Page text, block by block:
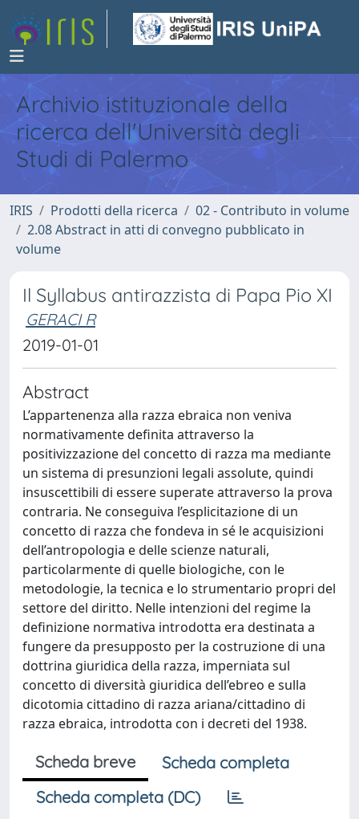
Archivio istituzionale della
ricerca dell'Università degli
Studi di Palermo
IRIS Prodotti della ricerca
02 - Contributo in volume
2.08 Abstract in atti di convegno pubblicato in
volume
Il Syllabus antirazzista di Papa Pio XI
GERACI R
2019-01-01
Abstract
L’appartenenza alla razza ebraica non veniva
normativamente definita attraverso la
positivizzazione del concetto di razza ma mediante
un sistema di presunzioni legali assolute, quindi
insuscettibili di essere superate attraverso la prova
contraria. Ne conseguiva l’esplicitazione di un
concetto di razza che fondeva in sé le acquisizioni
dell’antropologia e delle scienze naturali,
particolarmente di quelle biologiche, con le
metodologie, la tecnica e lo strumentario propri del
settore del diritto. Nelle intenzioni del regime la
definizione normativa introdotta era destinata a
fungere da presupposto per la costruzione di una
dottrina giuridica della razza, imperniata sul
concetto di diversità giuridica dell’ebreo e sulla
dicotomia cittadino di razza ariana/cittadino di
razza ebraica, introdotta con i decreti del 1938.
Scheda breve
Scheda completa
Scheda completa (DC)